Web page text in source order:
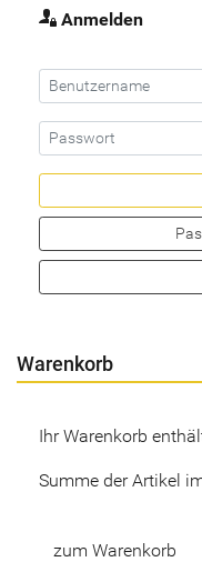
Anmelden
Warenkorb
Ihr Warenkorb
Summe der Artikel
zum Warenkorb